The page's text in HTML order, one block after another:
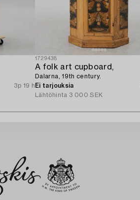
3p 19 h
1729438
A folk art cupboard,
Dalarna, 19th century.
Ei tarjouksia
Lähtöhinta 3 000 SEK